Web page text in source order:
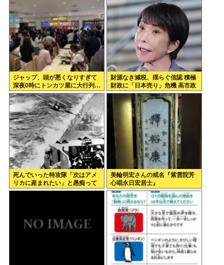
ジャップ、頭が悪くなりすぎて
深夜0時にトンカツ屋に大行列…
財源なき減税、揺らぐ信認 積極
財政に「日本売り」危機 高市政
権「悲願」に固執〔深層探訪〕
死んでいった特攻隊「次はアメ
リカに産まれたい」と愚痴って
いた
美輪明宏さんの戒名『紫雲院芳
心唱永日宏居士』